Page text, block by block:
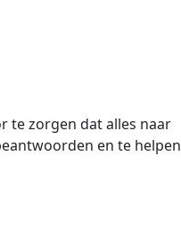
te zorgen dat alles naar
en te helpen